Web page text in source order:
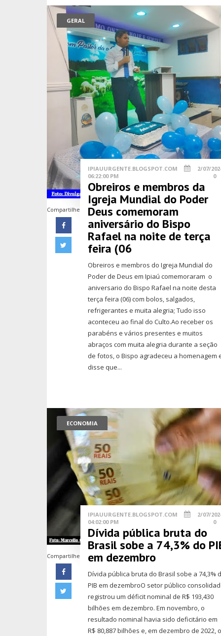
GERAL
Compartilhe
IPIAUURGENTE.BLOGSPOT.COM
2/07/
06:22:00 PM
0
Obreiros e membros da
Igreja Mundial do Poder
Deus comemoram
aniversário do Bispo
Rafael na noite de terça
feira (06
Obreiros e membros do Igreja Mundial do
Poder de Deus em Ipiaú comemoraram o
aniversario do Bispo Rafael na noite desta
terça feira (06) com bolos, salgados,
refrigerantes e muita alegria; Tudo isso
aconteceu ao final do Culto.Ao receber os
parabéns e vários presentes e muitos
abraços com muita alegria durante a seção
de fotos, o Bispo agradeceu a homenagem
disse que...
ECONOMIA
Compartilhe
IPIAUURGENTE.BLOGSPOT.COM
2/07/
04:02:00 PM
0
Dívida pública bruta do
Brasil sobe a 74,3% do
em dezembro
Dívida pública bruta do Brasil sobe a 74,3%
PIB em dezembroO setor público
registrou um déficit nominal de R$ 193,430
bilhões em dezembro. Em novembro, o
resultado nominal havia sido deficitário em
R$ 80,887 bilhões e, em dezembro de 2022,